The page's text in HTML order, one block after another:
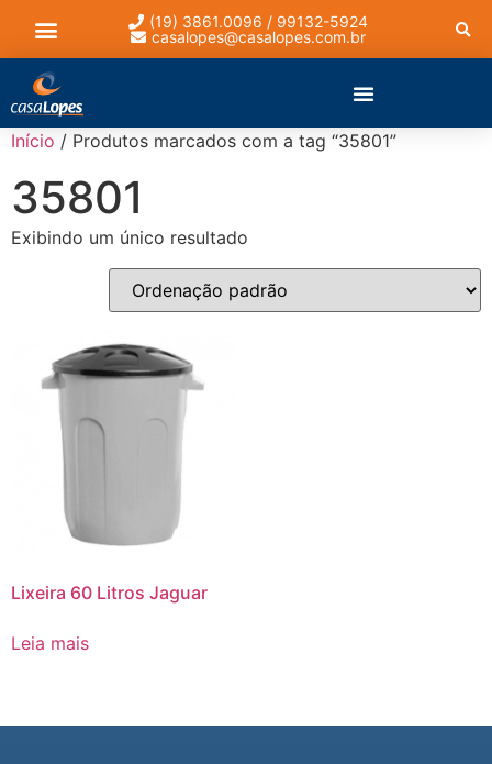
(19) 3861.0096 / 99132-5924
casalopes@casalopes.com.br
Início / Produtos marcados com a tag “35801”
35801
Exibindo um único resultado
Lixeira 60 Litros Jaguar
Leia mais